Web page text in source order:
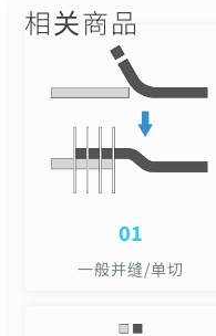
相关商品
01
一般并缝/单切